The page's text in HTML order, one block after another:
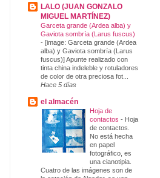
LALO (JUAN GONZALO
MIGUEL MARTÍNEZ)
Garceta grande (Ardea alba) y
Gaviota sombría (Larus fuscus)
- [image: Garceta grande (Ardea
alba) y Gaviota sombría (Larus
fuscus)] Apunte realizado con
tinta china indeleble y rotuladores
de color de otra preciosa fot...
Hace 5 días
el almacén
Hoja de
contactos - Hoja
de contactos.
No está hecha
en papel
fotográfico, es
una cianotipia.
Cuatro de las imágenes son de